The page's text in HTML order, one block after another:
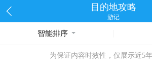
目的地攻略
游记
智能排序
为保证内容时效性，仅展示近5